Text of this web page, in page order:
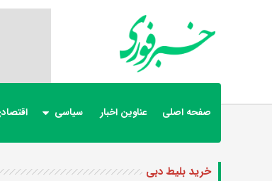
صفحه اصلی عناوین اخبار سیاسی
خرید بلیط دبی